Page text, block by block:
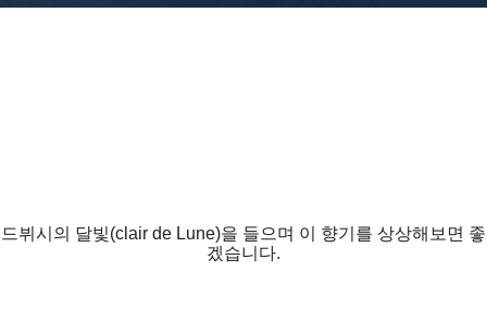
드뷔시의 달빛(clair de Lune)을 들으며 이 향기를 상상해보면 좋
겠습니다.